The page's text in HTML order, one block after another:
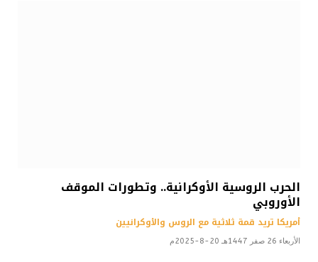
الحرب الروسية الأوكرانية.. وتطورات الموقف
الأوروبي
أمريكا تريد قمة ثلاثية مع الروس والأوكرانيين
الأربعاء 26 صفر 1447هـ 20-8-2025م